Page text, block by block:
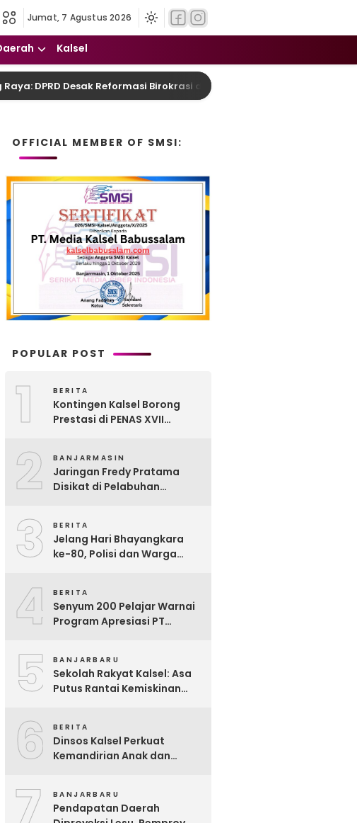
Jumat, 7 Agustus 2026
Kalsel
Desak Reformasi Birokrasi dan Pelayanan Humanis
OFFICIAL MEMBER OF SMSI:
POPULAR POST
1 BERITA
Kontingen Kalsel Borong
Prestasi di PENAS XVII
Juara Nasional
2 BANJARMASIN
Jaringan Fredy Pratama
Disikat di Pelabuhan
3 BERITA
Jelang Hari Bhayangkara
ke-80, Polisi dan Warga
Penghubung Desa
4 BERITA
Senyum 200 Pelajar Warnai
Program Apresiasi PT
5 BANJARBARU
Sekolah Rakyat Kalsel: Asa
Putus Rantai Kemiskinan
6 BERITA
Dinsos Kalsel Perkuat
Kemandirian Anak dan
Mulia Satria
7 BANJARBARU
Pendapatan Daerah